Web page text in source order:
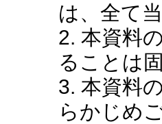
は、全て
2. 本資料
ることは
3. 本資料
らかじめ